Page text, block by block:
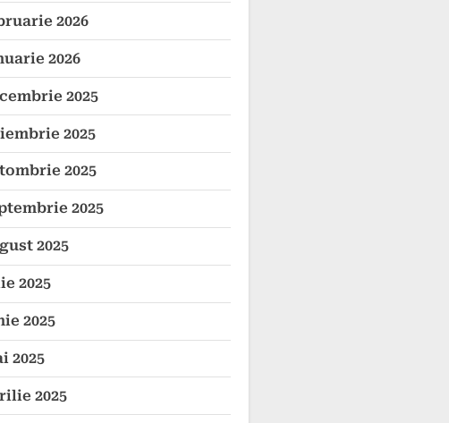
2026
2026
2025
2025
2025
2025
2025
2025
2025
2025
2025